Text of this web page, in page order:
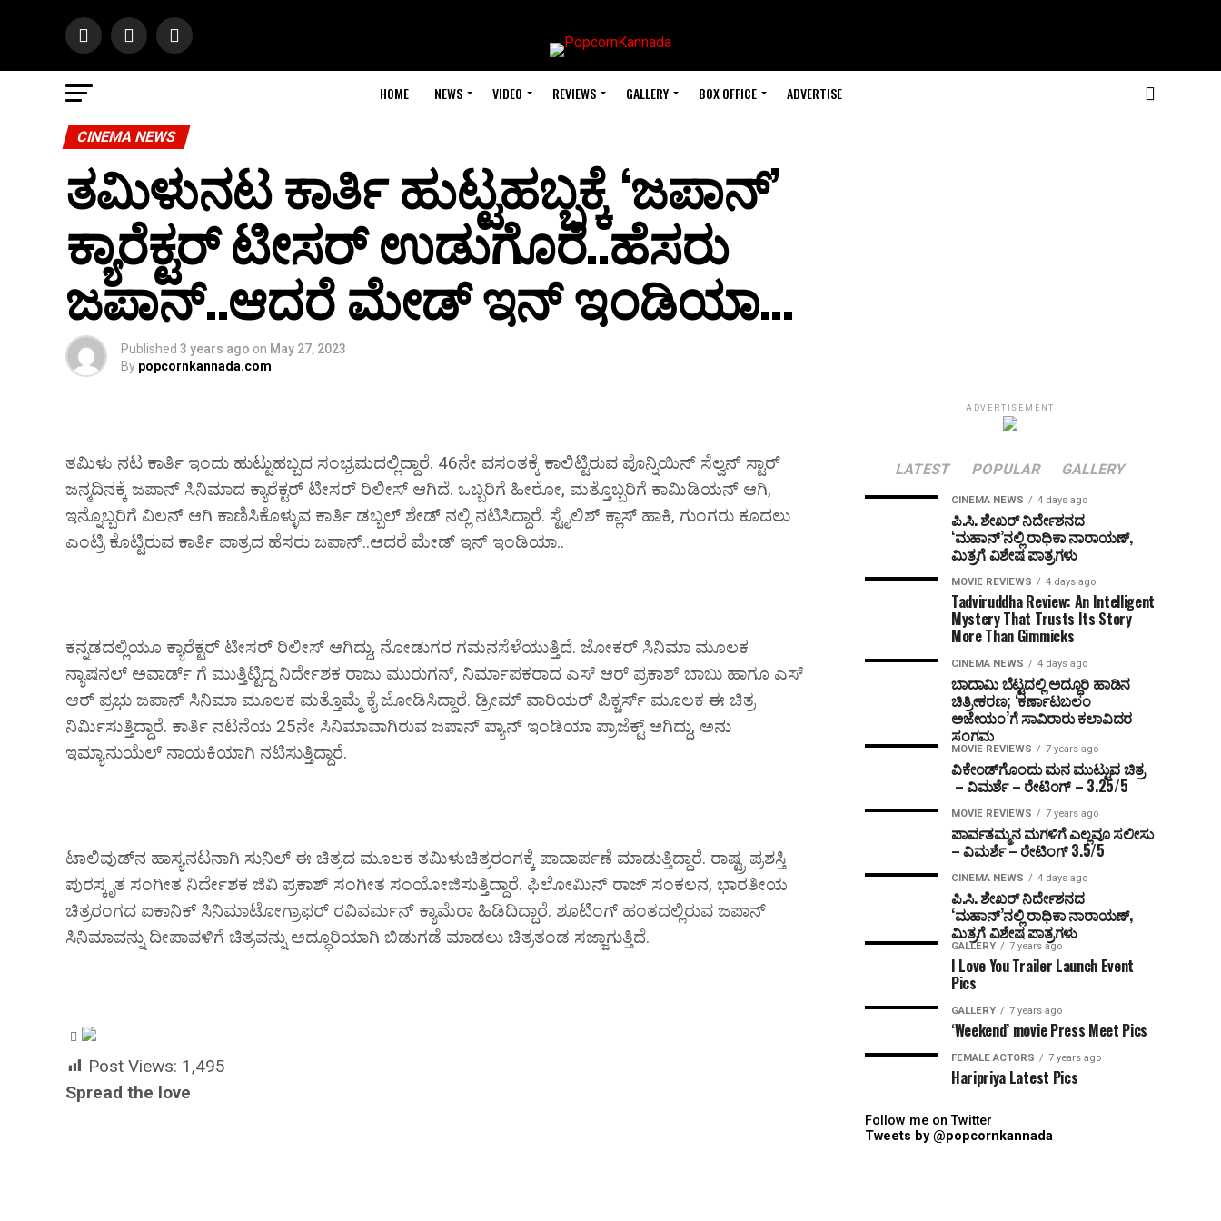
HOME NEWS VIDEO REVIEWS GALLERY BOX OFFICE ADVERTISE
CINEMA NEWS
ತಮಿಳುನಟ ಕಾರ್ತಿ ಹುಟ್ಟಹಬ್ಬಕ್ಕೆ ‘ಜಪಾನ್’
ಕ್ಯಾರೆಕ್ಟರ್ ಟೀಸರ್ ಉಡುಗೊರೆ..ಹೆಸರು
ಜಪಾನ್..ಆದರೆ ಮೇಡ್ ಇನ್ ಇಂಡಿಯಾ…
Published 3 years ago on May 27, 2023
By popcornkannada.com
ತಮಿಳು ನಟ ಕಾರ್ತಿ ಇಂದು ಹುಟ್ಟುಹಬ್ಬದ ಸಂಭ್ರಮದಲ್ಲಿದ್ದಾರೆ. 46ನೇ ವಸಂತಕ್ಕೆ ಕಾಲಿಟ್ಟಿರುವ ಪೊನ್ನಿಯಿನ್ ಸೆಲ್ವನ್ ಸ್ಟಾರ್
ಜನ್ಮದಿನಕ್ಕೆ ಜಪಾನ್ ಸಿನಿಮಾದ ಕ್ಯಾರೆಕ್ಟರ್ ಟೀಸರ್ ರಿಲೀಸ್ ಆಗಿದೆ. ಒಬ್ಬರಿಗೆ ಹೀರೋ, ಮತ್ತೊಬ್ಬರಿಗೆ ಕಾಮಿಡಿಯನ್ ಆಗಿ,
ಇನ್ನೊಬ್ಬರಿಗೆ ವಿಲನ್ ಆಗಿ ಕಾಣಿಸಿಕೊಳ್ಳುವ ಕಾರ್ತಿ ಡಬ್ಬಲ್ ಶೇಡ್ ನಲ್ಲಿ ನಟಿಸಿದ್ದಾರೆ. ಸ್ಟೈಲಿಶ್ ಕ್ಲಾಸ್ ಹಾಕಿ, ಗುಂಗರು ಕೂದಲು
ಎಂಟ್ರಿ ಕೊಟ್ಟಿರುವ ಕಾರ್ತಿ ಪಾತ್ರದ ಹೆಸರು ಜಪಾನ್..ಆದರೆ ಮೇಡ್ ಇನ್ ಇಂಡಿಯಾ..
ಕನ್ನಡದಲ್ಲಿಯೂ ಕ್ಯಾರೆಕ್ಟರ್ ಟೀಸರ್ ರಿಲೀಸ್ ಆಗಿದ್ದು, ನೋಡುಗರ ಗಮನಸೆಳೆಯುತ್ತಿದೆ. ಜೋಕರ್ ಸಿನಿಮಾ ಮೂಲಕ
ನ್ಯಾಷನಲ್ ಅವಾರ್ಡ್ ಗೆ ಮುತ್ತಿಟ್ಟಿದ್ದ ನಿರ್ದೇಶಕ ರಾಜು ಮುರುಗನ್, ನಿರ್ಮಾಪಕರಾದ ಎಸ್ ಆರ್ ಪ್ರಕಾಶ್ ಬಾಬು ಹಾಗೂ ಎಸ್
ಆರ್ ಪ್ರಭು ಜಪಾನ್ ಸಿನಿಮಾ ಮೂಲಕ ಮತ್ತೊಮ್ಮೆ ಕೈ ಜೋಡಿಸಿದ್ದಾರೆ. ಡ್ರೀಮ್ ವಾರಿಯರ್ ಪಿಕ್ಚರ್ಸ್ ಮೂಲಕ ಈ ಚಿತ್ರ
ನಿರ್ಮಿಸುತ್ತಿದ್ದಾರೆ. ಕಾರ್ತಿ ನಟನೆಯ 25ನೇ ಸಿನಿಮಾವಾಗಿರುವ ಜಪಾನ್ ಪ್ಯಾನ್ ಇಂಡಿಯಾ ಪ್ರಾಜೆಕ್ಟ್ ಆಗಿದ್ದು, ಅನು
ಇಮ್ಯಾನುಯೆಲ್ ನಾಯಕಿಯಾಗಿ ನಟಿಸುತ್ತಿದ್ದಾರೆ.
ಟಾಲಿವುಡ್‌ನ ಹಾಸ್ಯನಟನಾಗಿ ಸುನಿಲ್ ಈ ಚಿತ್ರದ ಮೂಲಕ ತಮಿಳುಚಿತ್ರರಂಗಕ್ಕೆ ಪಾದಾರ್ಪಣೆ ಮಾಡುತ್ತಿದ್ದಾರೆ. ರಾಷ್ಟ್ರ ಪ್ರಶಸ್ತಿ
ಪುರಸ್ಕೃತ ಸಂಗೀತ ನಿರ್ದೇಶಕ ಜಿವಿ ಪ್ರಕಾಶ್ ಸಂಗೀತ ಸಂಯೋಜಿಸುತ್ತಿದ್ದಾರೆ. ಫಿಲೋಮಿನ್ ರಾಜ್ ಸಂಕಲನ, ಭಾರತೀಯ
ಚಿತ್ರರಂಗದ ಐಕಾನಿಕ್ ಸಿನಿಮಾಟೋಗ್ರಾಫರ್ ರವಿವರ್ಮನ್ ಕ್ಯಾಮೆರಾ ಹಿಡಿದಿದ್ದಾರೆ. ಶೂಟಿಂಗ್ ಹಂತದಲ್ಲಿರುವ ಜಪಾನ್
ಸಿನಿಮಾವನ್ನು ದೀಪಾವಳಿಗೆ ಚಿತ್ರವನ್ನು ಅದ್ಧೂರಿಯಾಗಿ ಬಿಡುಗಡೆ ಮಾಡಲು ಚಿತ್ರತಂಡ ಸಜ್ಜಾಗುತ್ತಿದೆ.
Post Views: 1,495
Spread the love
ADVERTISEMENT
LATEST POPULAR GALLERY
CINEMA NEWS 4 days ago
ಪಿ.ಸಿ. ಶೇಖರ್ ನಿರ್ದೇಶನದ
‘ಮಹಾನ್’ನಲ್ಲಿ ರಾಧಿಕಾ ನಾರಾಯಣ್,
ಮಿತ್ರಗೆ ವಿಶೇಷ ಪಾತ್ರಗಳು
MOVIE REVIEWS 4 days ago
Tadviruddha Review: An Intelligent
Mystery That Trusts Its Story
More Than Gimmicks
CINEMA NEWS 4 days ago
ಬಾದಾಮಿ ಬೆಟ್ಟದಲ್ಲಿ ಅದ್ಧೂರಿ ಹಾಡಿನ
ಚಿತ್ರೀಕರಣ; ‘ಕರ್ಣಾಟಬಲಂ
ಅಜೇಯಂ’ಗೆ ಸಾವಿರಾರು ಕಲಾವಿದರ
ಸಂಗಮ
MOVIE REVIEWS 7 years ago
ವಿಕೇಂಡ್‌ಗೊಂದು ಮನ ಮುಟ್ಟುವ ಚಿತ್ರ
– ವಿಮರ್ಶೆ – ರೇಟಿಂಗ್ – 3.25/5
MOVIE REVIEWS 7 years ago
ಪಾರ್ವತಮ್ಮನ ಮಗಳಿಗೆ ಎಲ್ಲವೂ ಸಲೀಸು
– ವಿಮರ್ಶೆ – ರೇಟಿಂಗ್ 3.5/5
CINEMA NEWS 4 days ago
ಪಿ.ಸಿ. ಶೇಖರ್ ನಿರ್ದೇಶನದ
‘ಮಹಾನ್’ನಲ್ಲಿ ರಾಧಿಕಾ ನಾರಾಯಣ್,
ಮಿತ್ರಗೆ ವಿಶೇಷ ಪಾತ್ರಗಳು
GALLERY 7 years ago
I Love You Trailer Launch Event
Pics
GALLERY 7 years ago
‘Weekend’ movie Press Meet Pics
FEMALE ACTORS 7 years ago
Haripriya Latest Pics
Follow me on Twitter
Tweets by @popcornkannada